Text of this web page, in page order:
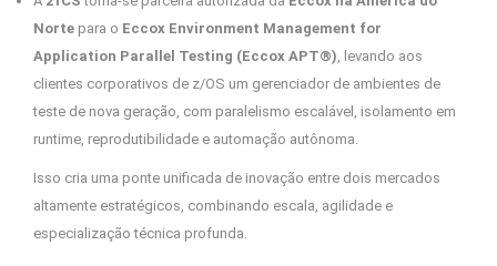
Norte para o Eccox Environment Management for
Application Parallel Testing (Eccox APT®) , levando aos
clientes corporativos de z/OS um gerenciador de ambientes de
teste de nova geração, com paralelismo escalável, isolamento em
runtime, reprodutibilidade e automação autônoma.
Isso cria uma ponte unificada de inovação entre dois mercados
altamente estratégicos, combinando escala, agilidade e
especialização técnica profunda.